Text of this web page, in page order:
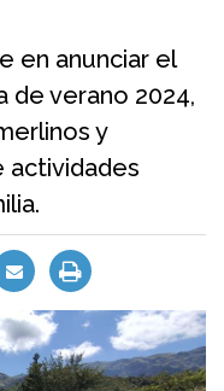
en anunciar el
de verano 2024,
y
actividades